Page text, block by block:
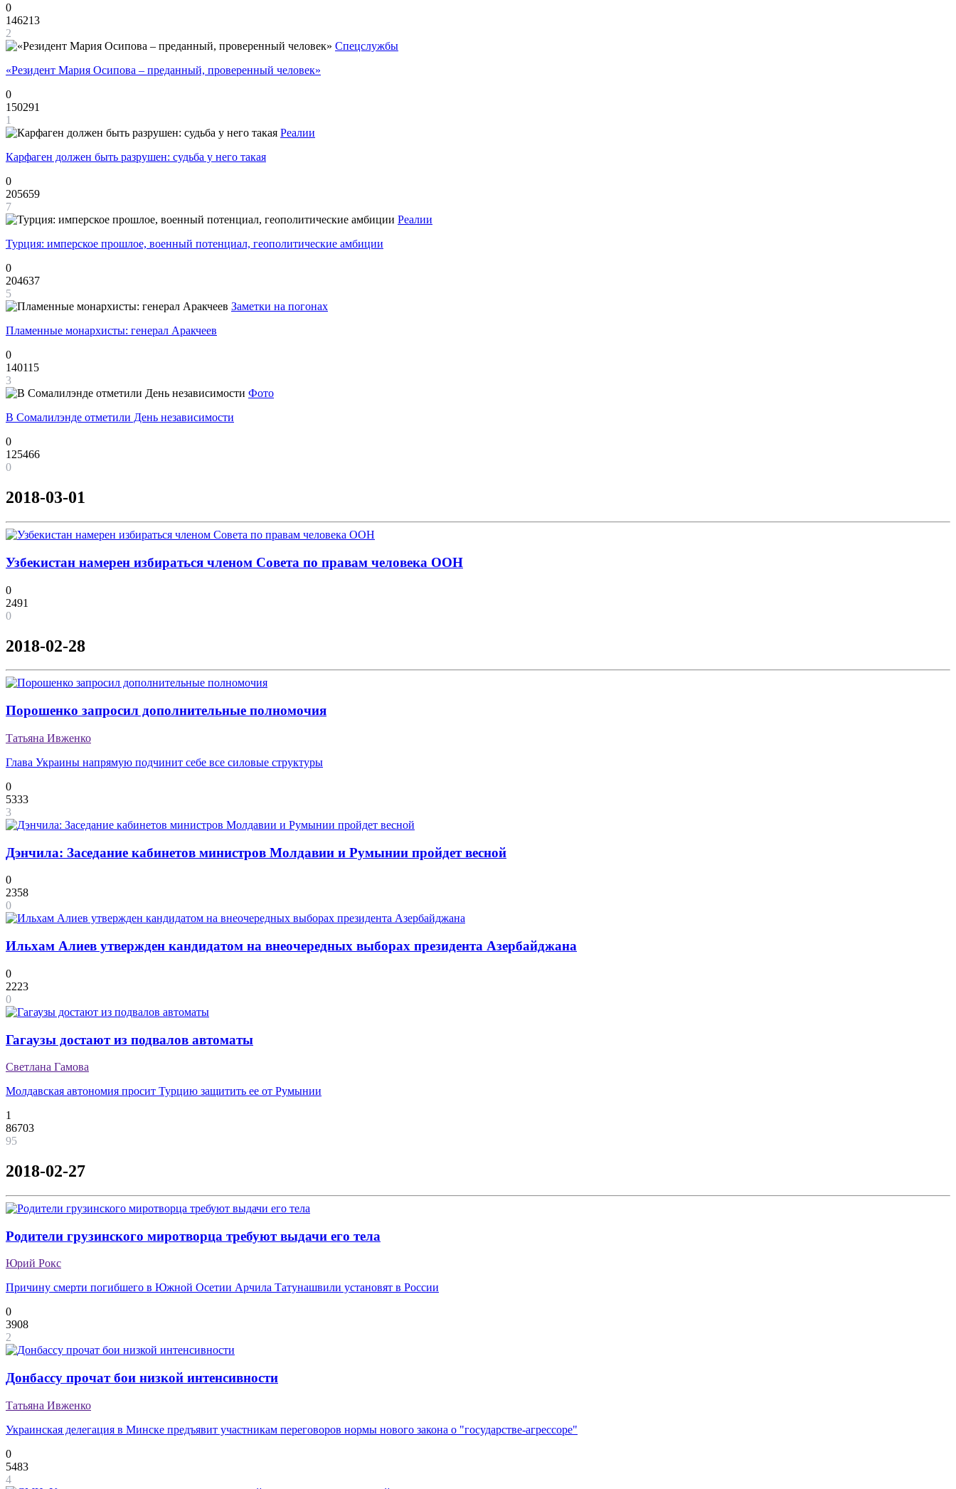
0
146213
2
Спецслужбы
«Резидент Мария Осипова – преданный, проверенный человек»
0
150291
1
Реалии
Карфаген должен быть разрушен: судьба у него такая
0
205659
7
Реалии
Турция: имперское прошлое, военный потенциал, геополитические амбиции
0
204637
5
Заметки на погонах
Пламенные монархисты: генерал Аракчеев
0
140115
3
Фото
В Сомалилэнде отметили День независимости
0
125466
0
2018-03-01
Узбекистан намерен избираться членом Совета по правам человека ООН
0
2491
0
2018-02-28
Порошенко запросил дополнительные полномочия
Татьяна Ивженко
Глава Украины напрямую подчинит себе все силовые структуры
0
5333
3
Дэнчила: Заседание кабинетов министров Молдавии и Румынии пройдет весной
0
2358
0
Ильхам Алиев утвержден кандидатом на внеочередных выборах президента Азербайджана
0
2223
0
Гагаузы достают из подвалов автоматы
Светлана Гамова
Молдавская автономия просит Турцию защитить ее от Румынии
1
86703
95
2018-02-27
Родители грузинского миротворца требуют выдачи его тела
Юрий Рокс
Причину смерти погибшего в Южной Осетии Арчила Татунашвили установят в России
0
3908
2
Донбассу прочат бои низкой интенсивности
Татьяна Ивженко
Украинская делегация в Минске предъявит участникам переговоров нормы нового закона о "государстве-агрессоре"
0
5483
4